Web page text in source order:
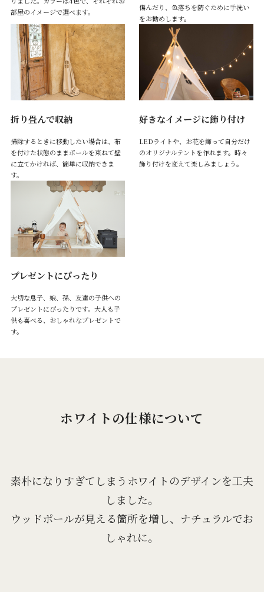
部屋のイメージで選べます。
傷んだり、色落ちを防ぐために手洗い
をお勧めします。
折り畳んで収納
掃除するときに移動したい場合は、布
を付けた状態のままポールを束ねて壁
に立てかければ、簡単に収納できま
す。
好きなイメージに飾り付け
LEDライトや、お花を飾って自分だけ
のオリジナルテントを作れます。時々
飾り付けを変えて楽しみましょう。
プレゼントにぴったり
大切な息子、娘、孫、友達の子供への
プレゼントにぴったりです。大人も子
供も喜べる、おしゃれなプレゼントで
す。
ホワイトの仕様について
素朴になりすぎてしまうホワイトのデザインを工夫
しました。
ウッドポールが見える箇所を増し、ナチュラルでお
しゃれに。